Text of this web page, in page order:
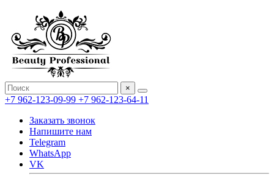
×
+7 962-123-09-99 +7 962-123-64-11
Заказать звонок
Напишите нам
Telegram
WhatsApp
VK